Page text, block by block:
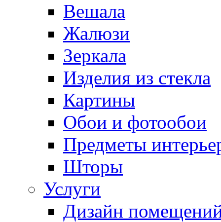
Вешала
Жалюзи
Зеркала
Изделия из стекла
Картины
Обои и фотообои
Предметы
Шторы
Услуги
Дизайн